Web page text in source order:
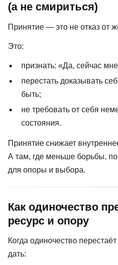
(а не смириться)
Принятие — это не отказ от
Это:
признать: «Да, сейчас
перестать доказывать
быть;
не требовать от себя
состояния.
Принятие снижает
А там, где меньше борьбы,
для опоры и выбора.
Как одиночество
ресурс и опору
Когда одиночество
дать: